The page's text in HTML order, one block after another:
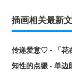
插画相关最新
传递爱意♡ - 「花
知性的点缀 - 单边